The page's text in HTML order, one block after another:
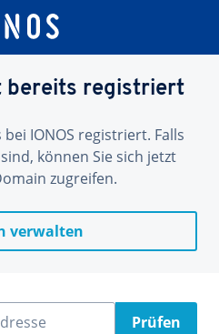
bereits registriert
IONOS registriert. Falls
können Sie sich jetzt
zugreifen.
verwalten
Prüfen